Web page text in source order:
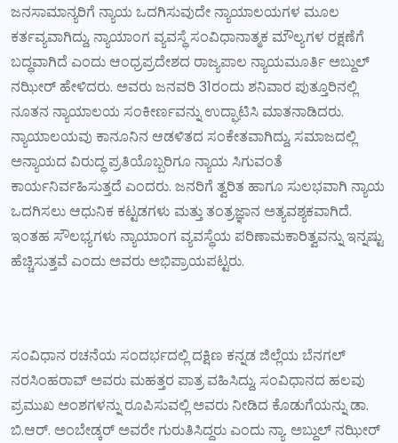
ಜನಸಾಮಾನ್ಯರಿಗೆ ನ್ಯಾಯ ಒದಗಿಸುವುದೇ ನ್ಯಾಯಾಲಯಗಳ ಮೂಲ
ಕರ್ತವ್ಯವಾಗಿದ್ದು, ನ್ಯಾಯಾಂಗ ವ್ಯವಸ್ಥೆ ಸಂವಿಧಾನಾತ್ಮಕ ಮೌಲ್ಯಗಳ ರಕ್ಷಣೆಗೆ
ಬದ್ಧವಾಗಿದೆ ಎಂದು ಆಂಧ್ರಪ್ರದೇಶದ ರಾಜ್ಯಪಾಲ ನ್ಯಾಯಮೂರ್ತಿ ಅಬ್ದುಲ್
ನಝೀರ್ ಹೇಳಿದರು. ಅವರು ಜನವರಿ 31ರಂದು ಶನಿವಾರ ಪುತ್ತೂರಿನಲ್ಲಿ
ನೂತನ ನ್ಯಾಯಾಲಯ ಸಂಕೀರ್ಣವನ್ನು ಉದ್ಘಾಟಿಸಿ ಮಾತನಾಡಿದರು.
ನ್ಯಾಯಾಲಯವು ಕಾನೂನಿನ ಆಡಳಿತದ ಸಂಕೇತವಾಗಿದ್ದು, ಸಮಾಜದಲ್ಲಿ
ಅನ್ಯಾಯದ ವಿರುದ್ಧ ಪ್ರತಿಯೊಬ್ಬರಿಗೂ ನ್ಯಾಯ ಸಿಗುವಂತೆ
ಕಾರ್ಯನಿರ್ವಹಿಸುತ್ತದೆ ಎಂದರು. ಜನರಿಗೆ ತ್ವರಿತ ಹಾಗೂ ಸುಲಭವಾಗಿ ನ್ಯಾಯ
ಒದಗಿಸಲು ಆಧುನಿಕ ಕಟ್ಟಡಗಳು ಮತ್ತು ತಂತ್ರಜ್ಞಾನ ಅತ್ಯವಶ್ಯಕವಾಗಿದೆ.
ಇಂತಹ ಸೌಲಭ್ಯಗಳು ನ್ಯಾಯಾಂಗ ವ್ಯವಸ್ಥೆಯ ಪರಿಣಾಮಕಾರಿತ್ವವನ್ನು ಇನ್ನಷ್ಟು
ಹೆಚ್ಚಿಸುತ್ತವೆ ಎಂದು ಅವರು ಅಭಿಪ್ರಾಯಪಟ್ಟರು.
ಸಂವಿಧಾನ ರಚನೆಯ ಸಂದರ್ಭದಲ್ಲಿ ದಕ್ಷಿಣ ಕನ್ನಡ ಜಿಲ್ಲೆಯ ಬೆನಗಲ್
ನರಸಿಂಹರಾವ್ ಅವರು ಮಹತ್ತರ ಪಾತ್ರ ವಹಿಸಿದ್ದು, ಸಂವಿಧಾನದ ಹಲವು
ಪ್ರಮುಖ ಅಂಶಗಳನ್ನು ರೂಪಿಸುವಲ್ಲಿ ಅವರು ನೀಡಿದ ಕೊಡುಗೆಯನ್ನು ಡಾ.
ಬಿ.ಆರ್. ಅಂಬೇಡ್ಕರ್ ಅವರೇ ಗುರುತಿಸಿದ್ದರು ಎಂದು ನ್ಯಾ. ಅಬ್ದುಲ್ ನಝೀರ್